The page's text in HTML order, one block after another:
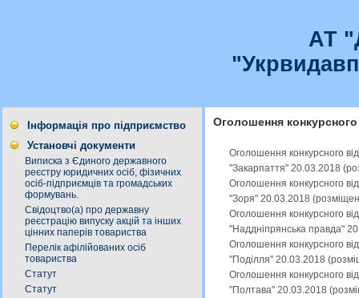
АТ
Інформація про підприємство
Установчі документи
Виписка з Єдиного державного
реєстру юридичних осіб, фізичних
осіб-підприємців та громадських
формувань.
Свідоцтво(а) про державну
реєстрацію випуску акцій та інших
цінних паперів товариства
Перелік афілійованих осіб
товариства
Статут
Статут
Оголошення конкурсного
Оголошення конкурсного
"Закарпаття" 20.03.2018
Оголошення конкурсного
"Зоря" 20.03.2018
Оголошення конкурсного
"Наддніпрянська правда"
Оголошення конкурсного
"Поділля" 20.03.2018
Оголошення конкурсного
"Полтава" 20.03.2018